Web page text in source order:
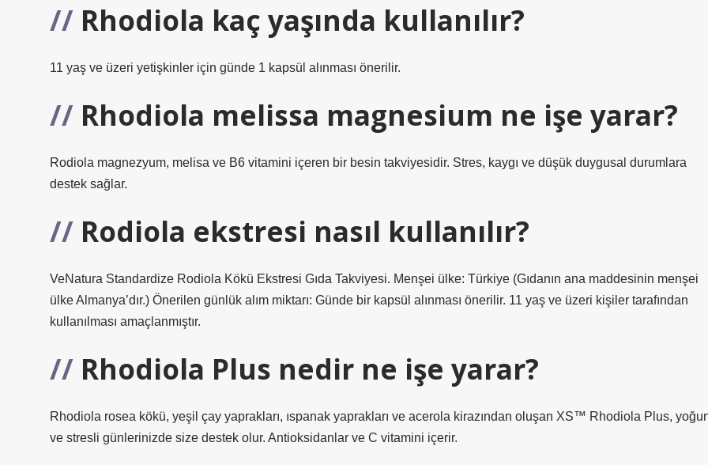
Rhodiola kaç yaşında kullanılır?
11 yaş ve üzeri yetişkinler için günde 1 kapsül alınması önerilir.
Rhodiola melissa magnesium ne işe yarar?
Rodiola magnezyum, melisa ve B6 vitamini içeren bir besin takviyesidir. Stres, kaygı ve düşük duygusal durumlara
destek sağlar.
Rodiola ekstresi nasıl kullanılır?
VeNatura Standardize Rodiola Kökü Ekstresi Gıda Takviyesi. Menşei ülke: Türkiye (Gıdanın ana maddesinin menşei
ülke Almanya’dır.) Önerilen günlük alım miktarı: Günde bir kapsül alınması önerilir. 11 yaş ve üzeri kişiler tarafından
kullanılması amaçlanmıştır.
Rhodiola Plus nedir ne işe yarar?
Rhodiola rosea kökü, yeşil çay yaprakları, ıspanak yaprakları ve acerola kirazından oluşan XS™ Rhodiola Plus,
ve stresli günlerinizde size destek olur. Antioksidanlar ve C vitamini içerir.